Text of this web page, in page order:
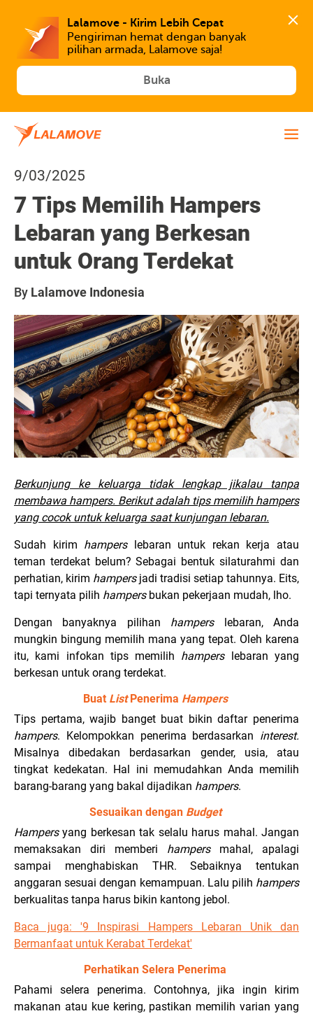
Lalamove - Kirim Lebih Cepat
Pengiriman hemat dengan banyak
Buka
9/03/2025
7 Tips Memilih Hampers
Lebaran yang Berkesan
untuk Orang Terdekat
By Lalamove Indonesia
Berkunjung ke keluarga tidak lengkap jikalau tanpa
membawa hampers. Berikut adalah tips memilih hampers
yang cocok untuk keluarga saat kunjungan lebaran.
Sudah kirim hampers lebaran untuk rekan kerja atau
teman terdekat belum? Sebagai bentuk silaturahmi dan
perhatian, kirim hampers jadi tradisi setiap tahunnya. Eits,
tapi ternyata pilih hampers bukan pekerjaan mudah, lho.
Dengan banyaknya pilihan hampers lebaran, Anda
mungkin bingung memilih mana yang tepat. Oleh karena
itu, kami infokan tips memilih hampers lebaran yang
berkesan untuk orang terdekat.
Buat ListPenerima Hampers
Tips pertama, wajib banget buat bikin daftar penerima
hampers. Kelompokkan penerima berdasarkan interest.
Misalnya dibedakan berdasarkan gender, usia, atau
tingkat kedekatan. Hal ini memudahkan Anda memilih
barang-barang yang bakal dijadikan hampers.
Sesuaikan dengan Budget
Hampersyang berkesan tak selalu harus mahal. Jangan
memaksakan diri memberi hampers mahal, apalagi
sampai menghabiskan THR. Sebaiknya tentukan
anggaran sesuai dengan kemampuan. Lalu pilih hampers
berkualitas tanpa harus bikin kantong jebol.
Baca juga: '9 Inspirasi Hampers Lebaran Unik dan
Bermanfaat untuk Kerabat Terdekat'
Perhatikan Selera Penerima
Pahami selera penerima. Contohnya, jika ingin kirim
makanan atau kue kering, pastikan memilih varian yang